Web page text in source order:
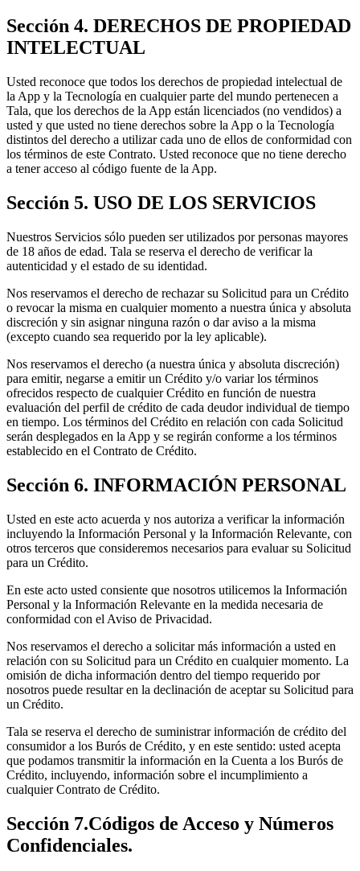
Sección 4. DERECHOS DE PROPIEDAD
INTELECTUAL
Usted reconoce que todos los derechos de propiedad intelectual de
la App y la Tecnología en cualquier parte del mundo pertenecen a
Tala, que los derechos de la App están licenciados (no vendidos) a
usted y que usted no tiene derechos sobre la App o la Tecnología
distintos del derecho a utilizar cada uno de ellos de conformidad con
los términos de este Contrato. Usted reconoce que no tiene derecho
a tener acceso al código fuente de la App.
Sección 5. USO DE LOS SERVICIOS
Nuestros Servicios sólo pueden ser utilizados por personas mayores
de 18 años de edad. Tala se reserva el derecho de verificar la
autenticidad y el estado de su identidad.
Nos reservamos el derecho de rechazar su Solicitud para un Crédito
o revocar la misma en cualquier momento a nuestra única y absoluta
discreción y sin asignar ninguna razón o dar aviso a la misma
(excepto cuando sea requerido por la ley aplicable).
Nos reservamos el derecho (a nuestra única y absoluta discreción)
para emitir, negarse a emitir un Crédito y/o variar los términos
ofrecidos respecto de cualquier Crédito en función de nuestra
evaluación del perfil de crédito de cada deudor individual de tiempo
en tiempo. Los términos del Crédito en relación con cada Solicitud
serán desplegados en la App y se regirán conforme a los términos
establecido en el Contrato de Crédito.
Sección 6. INFORMACIÓN PERSONAL
Usted en este acto acuerda y nos autoriza a verificar la información
incluyendo la Información Personal y la Información Relevante, con
otros terceros que consideremos necesarios para evaluar su Solicitud
para un Crédito.
En este acto usted consiente que nosotros utilicemos la Información
Personal y la Información Relevante en la medida necesaria de
conformidad con el Aviso de Privacidad.
Nos reservamos el derecho a solicitar más información a usted en
relación con su Solicitud para un Crédito en cualquier momento. La
omisión de dicha información dentro del tiempo requerido por
nosotros puede resultar en la declinación de aceptar su Solicitud para
un Crédito.
Tala se reserva el derecho de suministrar información de crédito del
consumidor a los Burós de Crédito, y en este sentido: usted acepta
que podamos transmitir la información en la Cuenta a los Burós de
Crédito, incluyendo, información sobre el incumplimiento a
cualquier Contrato de Crédito.
Sección 7.Códigos de Acceso y Números
Confidenciales.